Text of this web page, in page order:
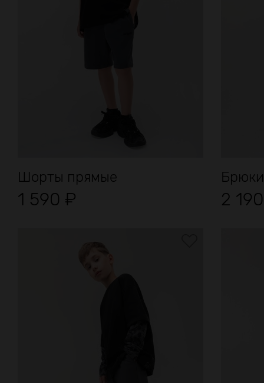
Шорты прямые
1 590 ₽ 2